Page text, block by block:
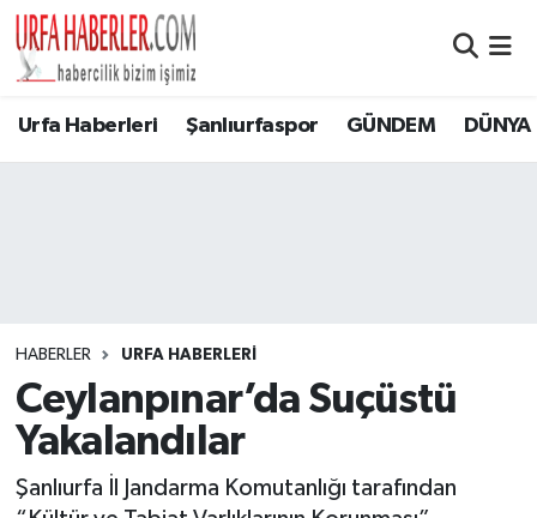
Urfa Haberleri Şanlıurfaspor GÜNDEM DÜNYA
HABERLER URFA HABERLERİ
Ceylanpınar’da Suçüstü
Yakalandılar
Şanlıurfa İl Jandarma Komutanlığı tarafından
Şanlıurfa Nöbetçi Eczaneler
Tüm Manşetler
Son Dakika Haberleri